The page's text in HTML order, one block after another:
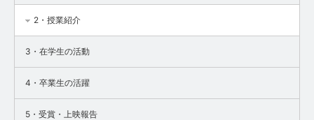
2・授業紹介
3・在学生の活動
4・卒業生の活躍
5・受賞・上映報告